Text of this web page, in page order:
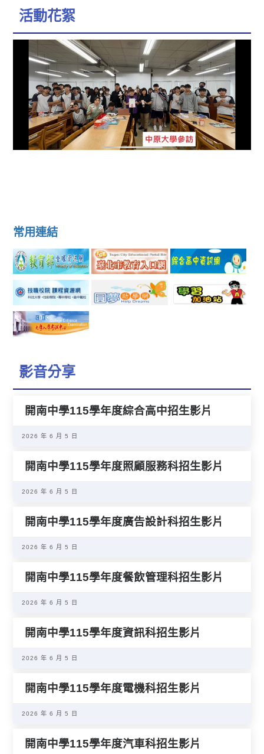
活動花絮
常用連結
影音分享
開南中學115學年度綜合高中招生影片
2026 年 6 月 5 日
開南中學115學年度照顧服務科招生影片
2026 年 6 月 5 日
開南中學115學年度廣告設計科招生影片
2026 年 6 月 5 日
開南中學115學年度餐飲管理科招生影片
2026 年 6 月 5 日
開南中學115學年度資訊科招生影片
2026 年 6 月 5 日
開南中學115學年度電機科招生影片
2026 年 6 月 5 日
開南中學115學年度汽車科招生影片